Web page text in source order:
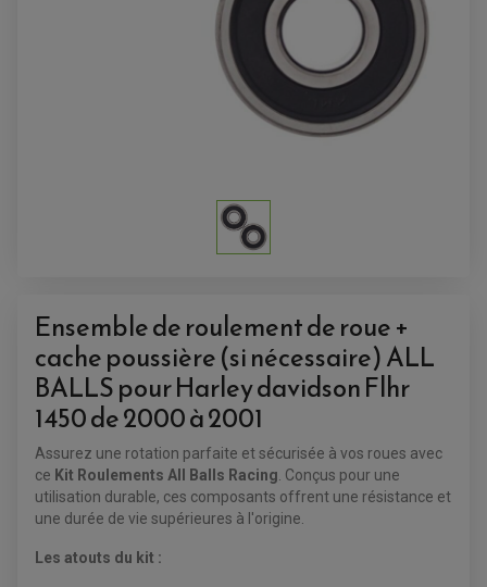
BAGAGERIE
ACCESSOIRE GPS, SMARTPHONE
GUIDON QUAD
KIT DÉCO QUAD / SSV
KIT POIGNÉE DE GAZ QUAD
POIGNÉE QUAD
PROTÈGE-MAINS
PONTETS / REHAUSSES DE GUIDON
REPOSE PIED QUAD
BAGAGERIE / TREUIL / ATTELAGE
COFFRE / TOP CASE QUAD
TREUIL ET ATTELAGE QUAD-SSV
ÉCHAPPEMENT QUAD
ÉQUIPEMENT ÉLECTRIQUE
ACCESSOIRES ÉLECTRIQUE ENDURO
PLAQUE PHARE
DÉMARREUR
Ensemble de roulement de roue +
cache poussière (si nécessaire) ALL
BALLS pour Harley davidson Flhr
1450 de 2000 à 2001
Assurez une rotation parfaite et sécurisée à vos roues avec
ce Kit Roulements All Balls Racing . Conçus pour une
utilisation durable, ces composants offrent une résistance et
une durée de vie supérieures à l'origine.
Les atouts du kit :